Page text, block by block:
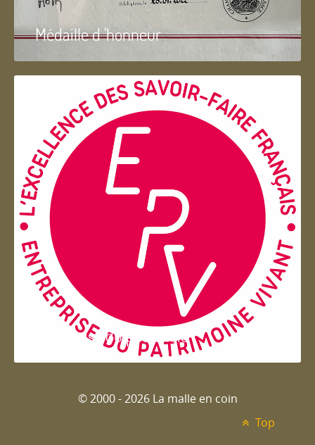
Médaille d 'honneur
Entreprise du patrimoie
© 2000 - 2026 La malle en coin
Top